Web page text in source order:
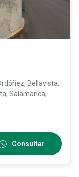
Bellavista,
Salamanca,
Consultar